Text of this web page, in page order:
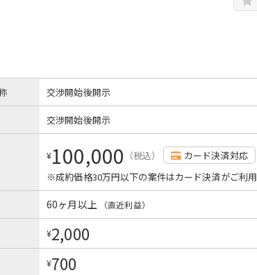
交渉開始後開示
交渉開始後開示
¥100,000 （税込）
カード決済対応
※成約価格30万円以下の案件はカード決済がご利
60ヶ月以上 （直近利益）
¥2,000
¥700